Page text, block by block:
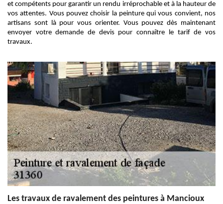
et compétents pour garantir un rendu irréprochable et à la hauteur de
vos attentes. Vous pouvez choisir la peinture qui vous convient, nos
artisans sont là pour vous orienter. Vous pouvez dès maintenant
envoyer votre demande de devis pour connaître le tarif de vos
travaux.
Les travaux de ravalement des peintures à Mancioux